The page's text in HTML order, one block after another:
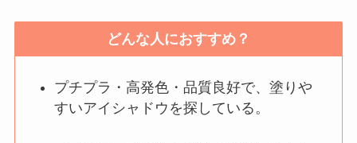
どんな人におすすめ？
プチプラ・高発色・品質良好で、塗りや
すいアイシャドウを探している。